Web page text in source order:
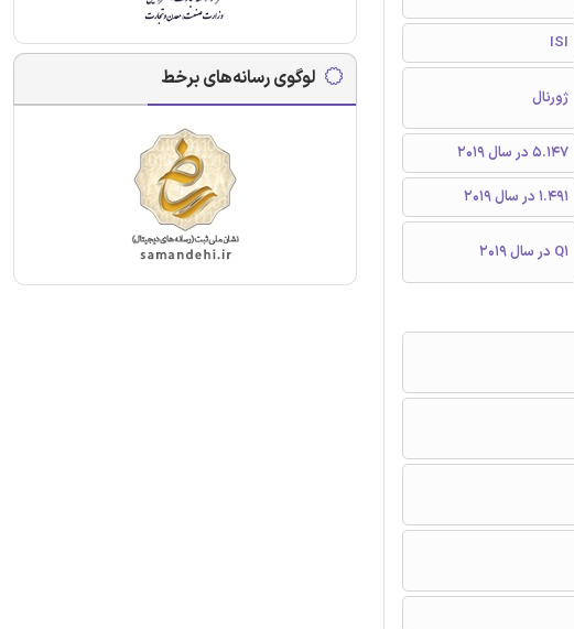
ISI
ژورنال
5.147 در سال 2019
1.491 در سال 2019
Q1 در سال 2019
لوگوی رسانه‌های برخط